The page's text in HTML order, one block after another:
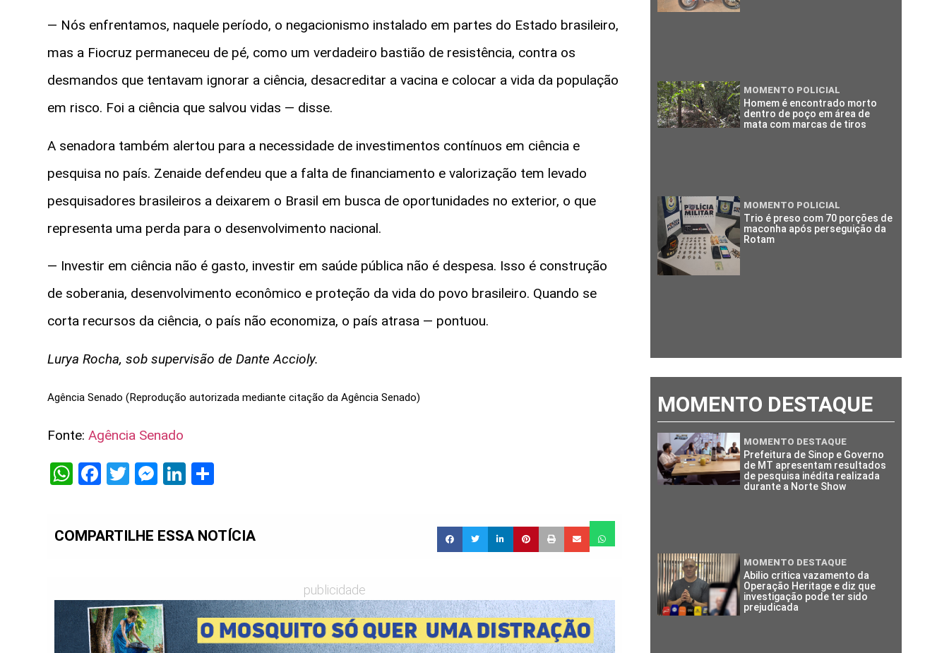
— Nós enfrentamos, naquele período, o negacionismo instalado em partes do Estado brasileiro,
mas a Fiocruz permaneceu de pé, como um verdadeiro bastião de resistência, contra os
desmandos que tentavam ignorar a ciência, desacreditar a vacina e colocar a vida da população
em risco. Foi a ciência que salvou vidas — disse.
A senadora também alertou para a necessidade de investimentos contínuos em ciência e
pesquisa no país. Zenaide defendeu que a falta de financiamento e valorização tem levado
pesquisadores brasileiros a deixarem o Brasil em busca de oportunidades no exterior, o que
representa uma perda para o desenvolvimento nacional.
— Investir em ciência não é gasto, investir em saúde pública não é despesa. Isso é construção
de soberania, desenvolvimento econômico e proteção da vida do povo brasileiro. Quando se
corta recursos da ciência, o país não economiza, o país atrasa — pontuou.
Lurya Rocha, sob supervisão de Dante Accioly.
Agência Senado (Reprodução autorizada mediante citação da Agência Senado)
Fonte: Agência Senado
WhatsApp
Facebook
Twitter
Messenger
LinkedIn
COMPARTILHE ESSA NOTÍCIA
publicidade
MOMENTO POLICIAL
Homem é encontrado morto
dentro de poço em área de
mata com marcas de tiros
MOMENTO POLICIAL
Trio é preso com 70 porções de
maconha após perseguição da
Rotam
MOMENTO DESTAQUE
MOMENTO DESTAQUE
Prefeitura de Sinop e Governo
de MT apresentam resultados
de pesquisa inédita realizada
durante a Norte Show
MOMENTO DESTAQUE
Abilio critica vazamento da
Operação Heritage e diz que
investigação pode ter sido
prejudicada